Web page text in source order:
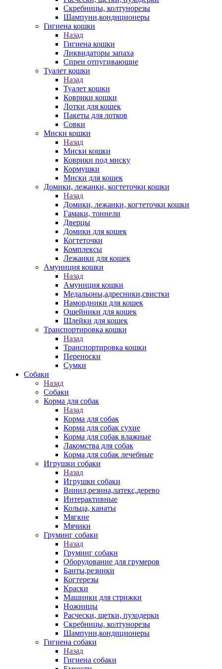
Скребницы, колтунорезы
Шампуни,кондиционеры
Гигиена кошки
Назад
Гигиена кошки
Ликвидаторы запаха
Спреи отпугивающие
Туалет кошки
Назад
Туалет кошки
Коврики кошки
Лотки для кошек
Пакеты для лотков
Совки
Миски кошки
Назад
Миски кошки
Коврики под миску
Кормушки
Миски для кошек
Домики, лежанки, когтеточки кошки
Назад
Домики, лежанки, когтеточки кошки
Гамаки, тоннели
Дверцы
Домики для кошек
Когтеточки
Комплексы
Лежанки для кошек
Амуниция кошки
Назад
Амуниция кошки
Медальоны,адресники,свистки
Намордники для кошек
Ошейники для кошек
Шлейки для кошек
Транспортировка кошки
Назад
Транспортировка кошки
Переноски
Сумки
Собаки
Назад
Собаки
Корма для собак
Назад
Корма для собак
Корма для собак сухие
Корма для собак влажные
Лакомства для собак
Корма для собак лечебные
Игрушки собаки
Назад
Игрушки собаки
Винил,резина,латекс,дерево
Интерактивные
Кольца, канаты
Мягкие
Мячики
Груминг собаки
Назад
Груминг собаки
Оборудование для грумеров
Банты,резинки
Когтерезы
Краски
Машинки для стрижки
Ножницы
Расчески, щетки, пуходерки
Скребницы, колтунорезы
Шампуни,кондиционеры
Гигиена собаки
Назад
Гигиена собаки